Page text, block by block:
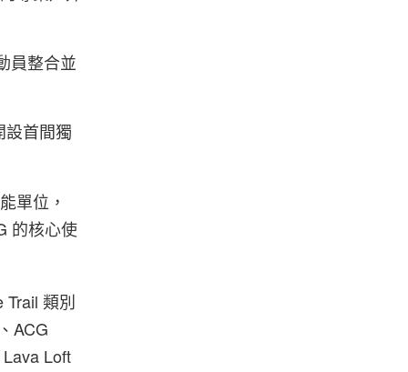
員整合並
設首間獨
單位，
的核心使
Trail 類別
ACG
Loft